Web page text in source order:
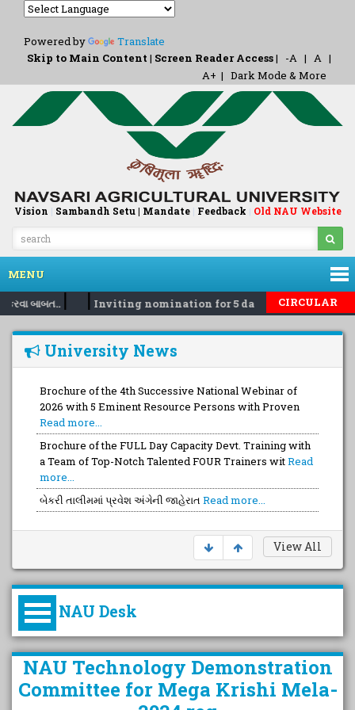
Powered by
Translate
Skip to Main Content | Screen Reader Access| -A | A |
A+ | Dark Mode & More
Vision | Sambandh Setu | Mandate| Feedback | Old NAU Website
MENU
બાબત..| | Inviting nomination for 5 days trainingCIRCULAR
University News
Brochure of the 4th Successive National Webinar of
2026 with 5 Eminent Resource Persons with Proven
Read more...
Brochure of the FULL Day Capacity Devt. Training with
a Team of Top-Notch Talented FOUR Trainers witRead
more...
બેકરી તાલીમમાં પ્રવેશ અંગેની જાહેરાત Read more...
View All
NAU Desk
કુલપતિની પરિવર્તનકારી પહેલનું
વિહંગાવલોકન (ઓક્ટોબર ૨૦૨૦-૨૦૨૫)
NAU Technology Demonstration
Committee for Mega Krishi Mela-